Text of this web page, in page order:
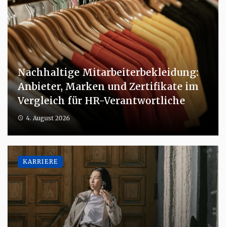
Nachhaltige Mitarbeiterbekleidung:
Anbieter, Marken und Zertifikate im
Vergleich für HR-Verantwortliche
4. August 2026
KARRIERE